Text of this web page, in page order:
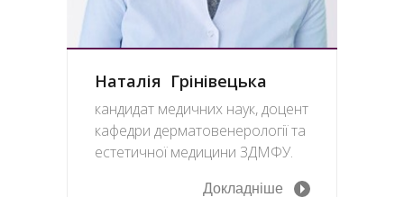
Наталія Грінівецька
кандидат медичних наук, доцент
кафедри дерматовенерології та
естетичної медицини ЗДМФУ.
Докладніше